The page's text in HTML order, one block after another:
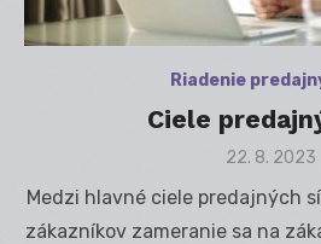
Riadenie
Ciele
Posted
22. 8. 2023
Medzi hlavné ciele predajných
zákazníkov zameranie sa na